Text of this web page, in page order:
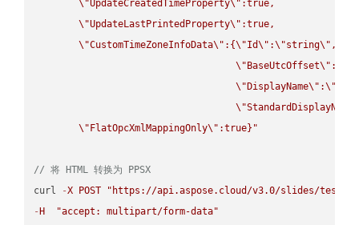
\"UpdateCreatedTimeProperty\" :true,
\"UpdateLastPrintedProperty\" :true,
\"CustomTimeZoneInfoData\" :{\"Id\" :\"string\" ,
\" BaseUtcOffset\" :
\" DisplayName\" :\"
\"StandardDisplayName
\" FlatOpcXmlMappingOnly\" :true}"
// 将 HTML 转换为 PPSX
curl
-X POST
"https://api.aspose.cloud/v3.0/slides/test-
- H
"accept: multipart/form-data"